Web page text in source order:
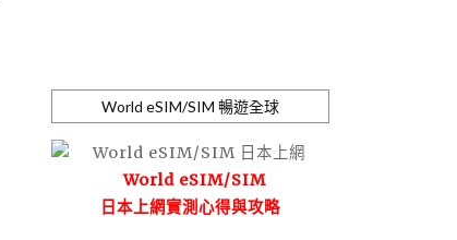
World eSIM/SIM 暢遊全球
World eSIM/SIM
日本上網實測心得與攻略